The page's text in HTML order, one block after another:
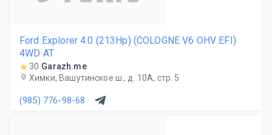
Ford Explorer 4.0 (213Hp) (COLOGNE V6 OHV EFI)
4WD AT
30 Garazh.me
Химки, Вашутинское ш., д. 10А, стр. 5
(985) 776-98-68